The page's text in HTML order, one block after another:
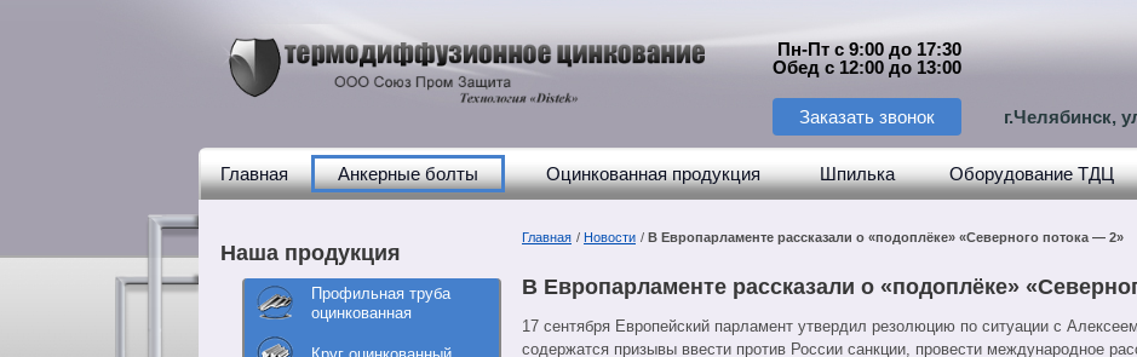
Пн-Пт с 9:00 до 17:30
Обед с 12:00 до 13:00
Заказать звонок г.Челябинск,
Главная Анкерные болты Оцинкованная продукция Шпилька Оборудование ТДЦ
Наша продукция
Профильная труба
оцинкованная
Главная / Новости / В Европарламенте рассказали о «подоплёке» «Северного потока — 2»
В Европарламенте рассказали о «подоплёке»
17 сентября Европейский парламент утвердил резолюцию по ситуации с
содержатся призывы ввести против России санкции, провести международное